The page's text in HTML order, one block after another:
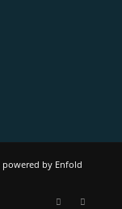
powered by Enfold